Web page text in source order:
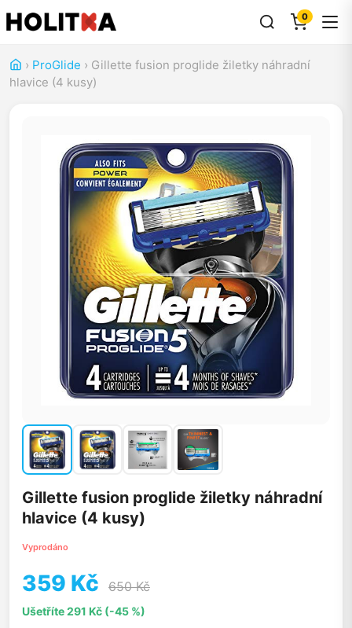
0
› ProGlide › Gillette fusion proglide žiletky náhradní
hlavice (4 kusy)
Gillette fusion proglide žiletky náhradní
hlavice (4 kusy)
Vyprodáno
359 Kč 650 Kč
Ušetříte 291 Kč (-45 %)